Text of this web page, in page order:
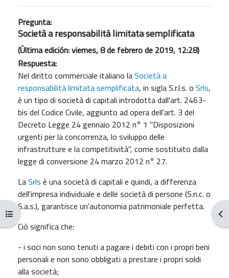
Abrir índice del curso
Pregunta:
Società a responsabilità limitata semplificata
(Última edición: viernes, 8 de febrero de 2019, 12:28)
Respuesta:
Nel diritto commerciale italiano laSocietà a
responsabilità limitata semplificata, in sigla S.r.l.s. o Srls,
è un tipo di società di capitali introdotta dall'art. 2463-
bis del Codice Civile, aggiunto ad opera dell'art. 3 del
Decreto Legge 24 gennaio 2012 n° 1 "Disposizioni
urgenti per la concorrenza, lo sviluppo delle
infrastrutture e la competitività", come sostituito dalla
legge di conversione 24 marzo 2012 n° 27.
LaSrls è una società di capitali e quindi, a differenza
dell'impresa individuale e delle società di persone (S.n.c. o
S.a.s.), garantisce un'autonomia patrimoniale perfetta.
Ciò significa che:
- i soci non sono tenuti a pagare i debiti con i propri beni
personali e non sono obbligati a prestare i propri soldi
alla società;